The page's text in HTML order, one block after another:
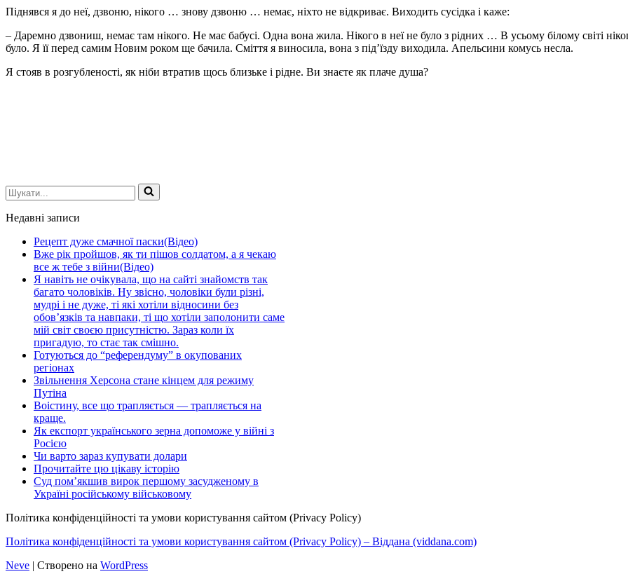
Піднявся я до неї, дзвоню, нікого … знову дзвоню … немає, ніхто не відкриває. Виходить сусідка і каже:
– Даремно дзвониш, немає там нікого. Не має бабусі. Одна вона жила. Нікого в неї не було з рідних … В усьому білому світі
було. Я її перед самим Новим роком ще бачила. Сміття я виносила, вона з під’їзду виходила. Апельсини комусь несла.
Я стояв в розгубленості, як ніби втратив щось близьке і рідне. Ви знаєте як плаче душа?
Шукати...
Недавні записи
Рецепт дуже смачної паски(Відео)
Вже рік пройшов, як ти пішов солдатом, а я чекаю
все ж тебе з війни(Відео)
Я навіть не очікувала, що на сайті знайомств так
багато чоловіків. Ну звісно, чоловіки були різні,
мудрі і не дуже, ті які хотіли відносини без
обов’язків та навпаки, ті що хотіли заполонити саме
мій світ своєю присутністю. Зараз коли їх
пригадую, то стає так смішно.
Готуються до “референдуму” в окупованих
регіонах
Звільнення Херсона стане кінцем для режиму
Путіна
Воістину, все що трапляється — трапляється на
краще.
Як експорт українського зерна допоможе у війні з
Росією
Чи варто зараз купувати долари
Прочитайте цю цікаву історію
Суд пом’якшив вирок першому засудженому в
Україні російському військовому
Політика конфіденційності та умови користування сайтом (Privacy Policy)
Політика конфіденційності та умови користування сайтом (Privacy Policy) – Віддана (viddana.com)
Neve | Створено на WordPress